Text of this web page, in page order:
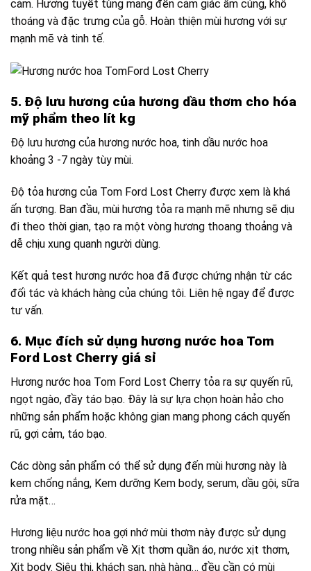
cảm. Hương tuyết tùng mang đến cảm giác ấm cúng, khô
thoáng và đặc trưng của gỗ. Hoàn thiện mùi hương với sự
mạnh mẽ và tinh tế.
5. Độ lưu hương của hương dầu thơm cho hóa
mỹ phẩm theo lít kg
Độ lưu hương của hương nước hoa, tinh dầu nước hoa
khoảng 3 -7 ngày tùy mùi.
Độ tỏa hương của Tom Ford Lost Cherry được xem là khá
ấn tượng. Ban đầu, mùi hương tỏa ra mạnh mẽ nhưng sẽ dịu
đi theo thời gian, tạo ra một vòng hương thoang thoảng và
dễ chịu xung quanh người dùng.
Kết quả test hương nước hoa đã được chứng nhận từ các
đối tác và khách hàng của chúng tôi. Liên hệ ngay để được
tư vấn.
6. Mục đích sử dụng hương nước hoa Tom
Ford Lost Cherry giá sỉ
Hương nước hoa Tom Ford Lost Cherry tỏa ra sự quyến rũ,
ngọt ngào, đầy táo bạo. Đây là sự lựa chọn hoàn hảo cho
những sản phẩm hoặc không gian mang phong cách quyến
rũ, gợi cảm, táo bạo.
Các dòng sản phẩm có thể sử dụng đến mùi hương này là
kem chống nắng, Kem dưỡng Kem body, serum, dầu gội, sữa
rửa mặt…
Hương liệu nước hoa gợi nhớ mùi thơm này được sử dụng
trong nhiều sản phẩm về Xịt thơm quần áo, nước xịt thơm,
Xịt body. Siêu thị, khách sạn, nhà hàng… đều cần có mùi